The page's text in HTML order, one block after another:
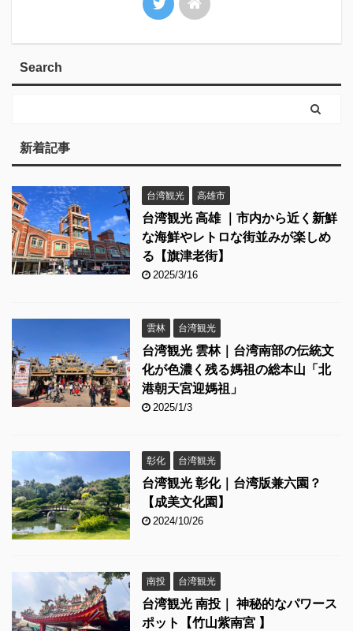
Search
新着記事
台湾観光 高雄市
台湾観光 高雄 ｜市内から近く新鮮
な海鮮やレトロな街並みが楽しめ
る【旗津老街】
2025/3/16
雲林 台湾観光
台湾観光 雲林｜台湾南部の伝統文
化が色濃く残る媽祖の総本山「北
港朝天宮迎媽祖」
2025/1/3
彰化 台湾観光
台湾観光 彰化｜台湾版兼六園？
【成美文化園】
2024/10/26
南投 台湾観光
台湾観光 南投｜ 神秘的なパワース
ポット【竹山紫南宮 】